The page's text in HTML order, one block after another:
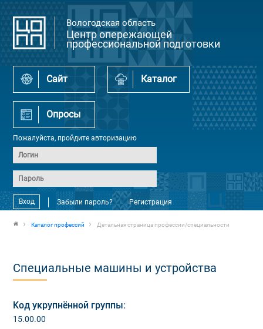
Вологодская область
Центр опережающей
профессиональной подготовки
Сайт Каталог
Опросы
Пожалуйста, пройдите авторизацию
Вход Забыли пароль? Регистрация
Каталог профессий Детальная страница профессии/специальности
Специальные машины и устройства
Код укрупнённой группы:
15.00.00